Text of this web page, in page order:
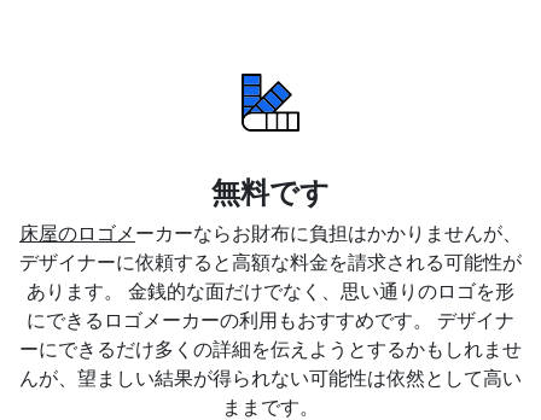
無料です
床屋のロゴメ ーカーならお財布に負担はかかりませんが、
デザイナーに依頼すると高額な料金を請求される可能性が
あります。 金銭的な面だけでなく、思い通りのロゴを形
にできるロゴメーカーの利用もおすすめです。 デザイナ
ーにできるだけ多くの詳細を伝えようとするかもしれませ
んが、望ましい結果が得られない可能性は依然として高い
ままです。